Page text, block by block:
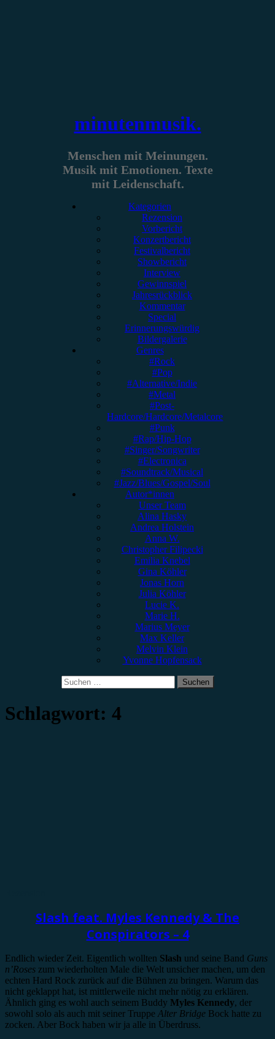
minutenmusik.
Menschen mit Meinungen.
Musik mit Emotionen. Texte
mit Leidenschaft.
Kategorien
Rezension
Vorbericht
Konzertbericht
Festivalbericht
Showbericht
Interview
Gewinnspiel
Jahresrückblick
Kommentar
Special
Erinnerungswürdig
Bildergalerie
Genres
#Rock
#Pop
#Alternative/Indie
#Metal
#Post-
Hardcore/Hardcore/Metalcore
#Punk
#Rap/Hip-Hop
#Singer/Songwriter
#Electronica
#Soundtrack/Musical
#Jazz/Blues/Gospel/Soul
Autor*innen
Unser Team
Alina Hasky
Andrea Holstein
Anna W.
Christopher Filipecki
Emilia Knebel
Gina Köhler
Jonas Horn
Julia Köhler
Lucie K.
Marie H.
Marius Meyer
Max Keller
Melvin Klein
Yvonne Hopfensack
Suchen
nach:
Schlagwort: 4
Slash feat. Myles Kennedy & The
Conspirators – 4
Endlich wieder Zeit. Eigentlich wollten Slash und seine Band Guns
n’Roses zum wiederholten Male die Welt unsicher machen, um den
echten Hard Rock zurück auf die Bühnen zu bringen. Warum das
nicht geklappt hat, ist mittlerweile nicht mehr nötig zu erklären.
Ähnlich ging es wohl auch seinem Buddy Myles Kennedy, der
sowohl solo als auch mit seiner Truppe Alter Bridge Bock hatte zu
zocken. Aber Bock haben wir ja alle in Überdruss.